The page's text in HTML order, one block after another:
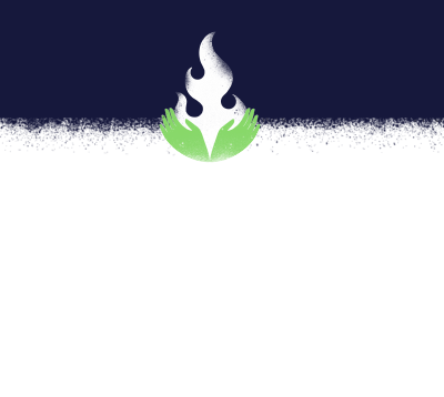
#NosotrasParamos
por Anaiz Zamora|Mar 6, 2018|
“Las mujeres movemos al mundo”,